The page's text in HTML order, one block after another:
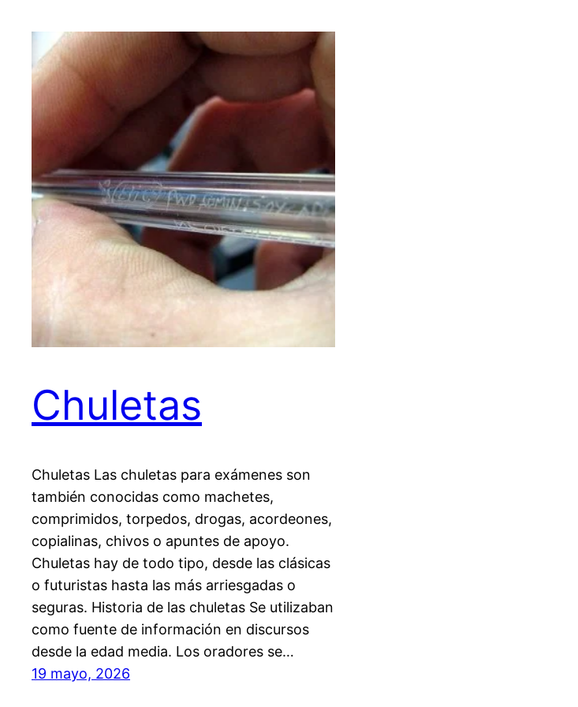
Chuletas
Chuletas Las chuletas para exámenes son
también conocidas como machetes,
comprimidos, torpedos, drogas, acordeones,
copialinas, chivos o apuntes de apoyo.
Chuletas hay de todo tipo, desde las clásicas
o futuristas hasta las más arriesgadas o
seguras. Historia de las chuletas Se utilizaban
como fuente de información en discursos
desde la edad media. Los oradores se…
19 mayo, 2026